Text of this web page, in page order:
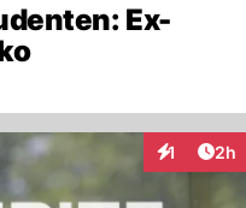
Ex-
1 2h